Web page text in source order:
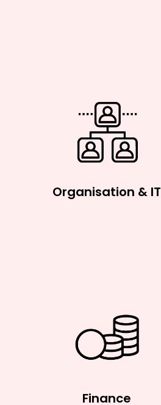
Organisation & IT
Finance